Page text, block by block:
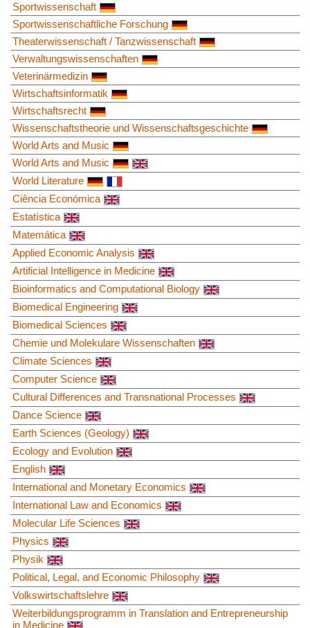
Sportwissenschaft
Sportwissenschaftliche Forschung
Theaterwissenschaft / Tanzwissenschaft
Verwaltungswissenschaften
Veterinärmedizin
Wirtschaftsinformatik
Wirtschaftsrecht
Wissenschaftstheorie und Wissenschaftsgeschichte
World Arts and Music
World Arts and Music
World Literature
Ciência Económica
Estatística
Matemática
Applied Economic Analysis
Artificial Intelligence in Medicine
Bioinformatics and Computational Biology
Biomedical Engineering
Biomedical Sciences
Chemie und Molekulare Wissenschaften
Climate Sciences
Computer Science
Cultural Differences and Transnational Processes
Dance Science
Earth Sciences (Geology)
Ecology and Evolution
English
International and Monetary Economics
International Law and Economics
Molecular Life Sciences
Physics
Physik
Political, Legal, and Economic Philosophy
Volkswirtschaftslehre
Weiterbildungsprogramm in Translation and Entrepreneurship
in Medicine